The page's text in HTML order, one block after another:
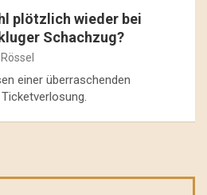
plötzlich wieder bei
Schachzug?
einer überraschenden